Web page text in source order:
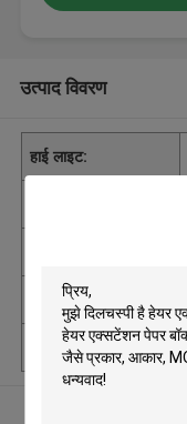
उत्पाद विवरण
हाई लाइट:
न्यूनतम आदेश मात्रा
पैकेजिंग विवरण